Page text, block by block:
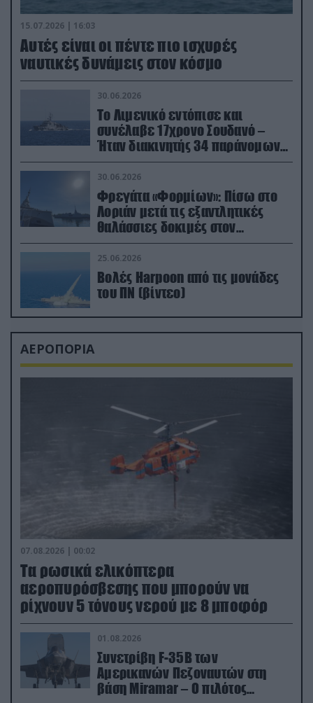
15.07.2026 | 16:03
Aυτές είναι οι πέντε πιο ισχυρές
ναυτικές δυνάμεις στον κόσμο
30.06.2026
Το Λιμενικό εντόπισε και
συνέλαβε 17χρονο Σουδανό –
Ήταν διακινητής 34 παράνομων
μεταναστών
30.06.2026
Φρεγάτα «Φορμίων»: Πίσω στο
Λοριάν μετά τις εξαντλητικές
θαλάσσιες δοκιμές στον
απαιτητικό Βισκαϊκό
25.06.2026
Βολές Harpoon από τις μονάδες
του ΠΝ (βίντεο)
ΑΕΡΟΠΟΡΙΑ
07.08.2026 | 00:02
Τα ρωσικά ελικόπτερα
αεροπυρόσβεσης που μπορούν να
ρίχνουν 5 τόνους νερού με 8 μποφόρ
01.08.2026
Συνετρίβη F-35B των
Αμερικανών Πεζοναυτών στη
βάση Miramar – Ο πιλότος